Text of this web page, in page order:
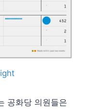
공화당 의원들은